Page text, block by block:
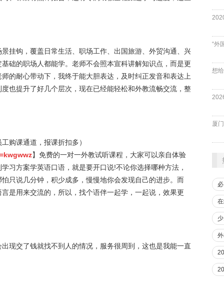
挂钩，覆盖日常生活、职场工作、出国旅游、外贸沟通、兴
础的职场人都能学。老师不会照本宣科讲解知识点，而是更
的耐心带动下，我终于能大胆表达，及时纠正发音和表达上
也提升了好几个层次，现在已经能轻松和外教流畅交流，整
购课通道，报课折扣多）
】免费的一对一外教试听课程，大家可以亲自体验
习方案学英语口语，就是要开口说!不论你选择哪种方法，
只说几分钟，积少成多，慢慢地你会发现自己的进步。而
是用来交流的，所以，找个语伴一起学，一起说，效果更
现交了钱就找不到人的情况，服务很周到，这也是我能一直
“外
厦